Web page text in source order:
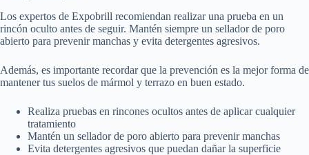
Los expertos de Expobrill recomiendan realizar una prueba en un
rincón oculto antes de seguir. Mantén siempre un sellador de poro
abierto para prevenir manchas y evita detergentes agresivos.
Además, es importante recordar que la prevención es la mejor forma de
mantener tus suelos de mármol y terrazo en buen estado.
Realiza pruebas en rincones ocultos antes de aplicar cualquier
tratamiento
Mantén un sellador de poro abierto para prevenir manchas
Evita detergentes agresivos que puedan dañar la superficie